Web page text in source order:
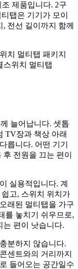
제품입니다. 2구
탭은 기기가 모이
전선 길이까지 함께
늘어납니다. 셋톱
TV장과 책상 아래
릅니다. 어떤 기기
전원을 끄는 편이
실용적입니다. 계
고, 스위치 위치가
래된 멀티탭을 가구
를 놓치기 쉬우므로,
는 편이 낫습니다.
분하지 않습니다.
센트와의 거리까지
들어오는 공간일수